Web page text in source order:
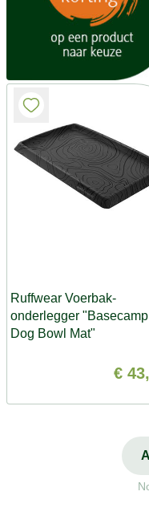
Ruffwear Voerbak-
onderlegger
Dog Bowl Mat"
€